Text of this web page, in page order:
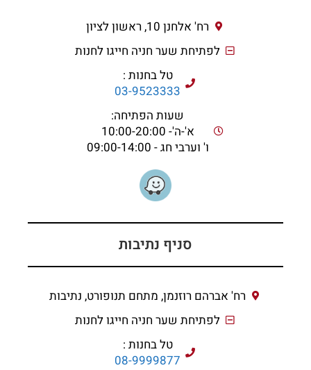
רח' אלחנן 10, ראשון לציון
לפתיחת שער חניה חייגו לחנות
טל בחנות :
03-9523333
שעות הפתיחה:
א'-ה'- 10:00-20:00
ו' וערבי חג - 09:00-14:00
סניף נתיבות
רח' אברהם רוזנמן, מתחם תנופורט, נתיבות
לפתיחת שער חניה חייגו לחנות
טל בחנות :
08-9999877